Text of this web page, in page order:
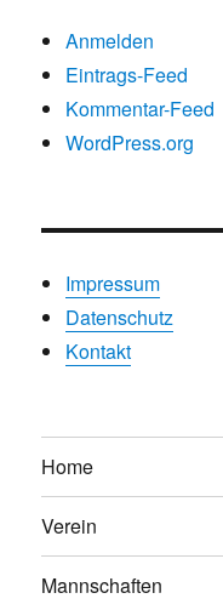
Anmelden
Eintrags-Feed
Kommentar-Feed
WordPress.org
Impressum
Datenschutz
Kontakt
Home
Verein
Mannschaften